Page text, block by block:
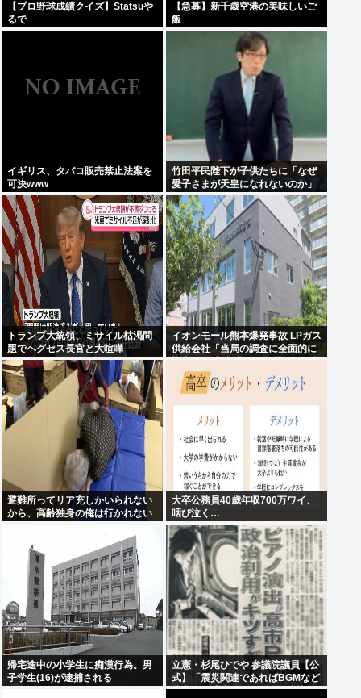
【プロ野球成績クイズ】Statsuや
るで
【急募】新千歳空港の美味しいご
飯
イギリス、タバコ販売禁止法案を
可決www
竹田平民陛下が子供たちに「なぜ
愛子さまが天皇になれないのか」
をわかりやすく解説してしまう
トランプ大統領、ミサイル枯渇問
題でヘグセス長官と大喧嘩
イオンモール熊本爆発事故 LPガス
供給会社「当局の調査に全面的に
協力」 経産省「LPガス爆発の可能
性が高いとする見解で一致」と発
表
避難所ってリア充しかいられない
から、高齢独身の俺は行かれない
大卒公務員40歳年収700万ワイ、
咽び泣く…
帰宅途中の小学生に痴漢行為。男
子学生(16)が逮捕される
立憲・杉尾ひでや 参議院議員【公
式】「震災関連であればBGMなど
演出はご法度であることは常識で